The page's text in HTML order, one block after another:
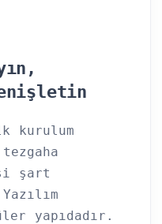
kurulum
şart
yapıdadır.